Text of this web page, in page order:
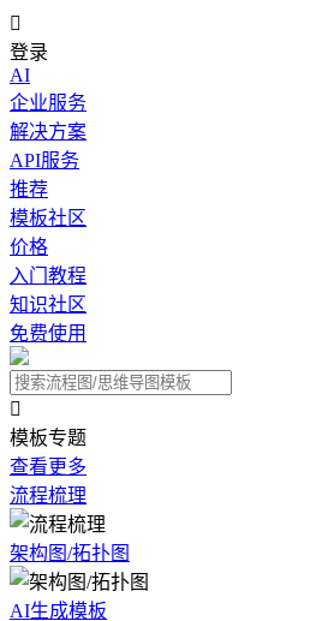

登录
AI
企业服务
解决方案
API服务
推荐
模板社区
价格
入门教程
知识社区
免费使用

模板专题
查看更多
流程梳理
架构图/拓扑图
AI生成模板